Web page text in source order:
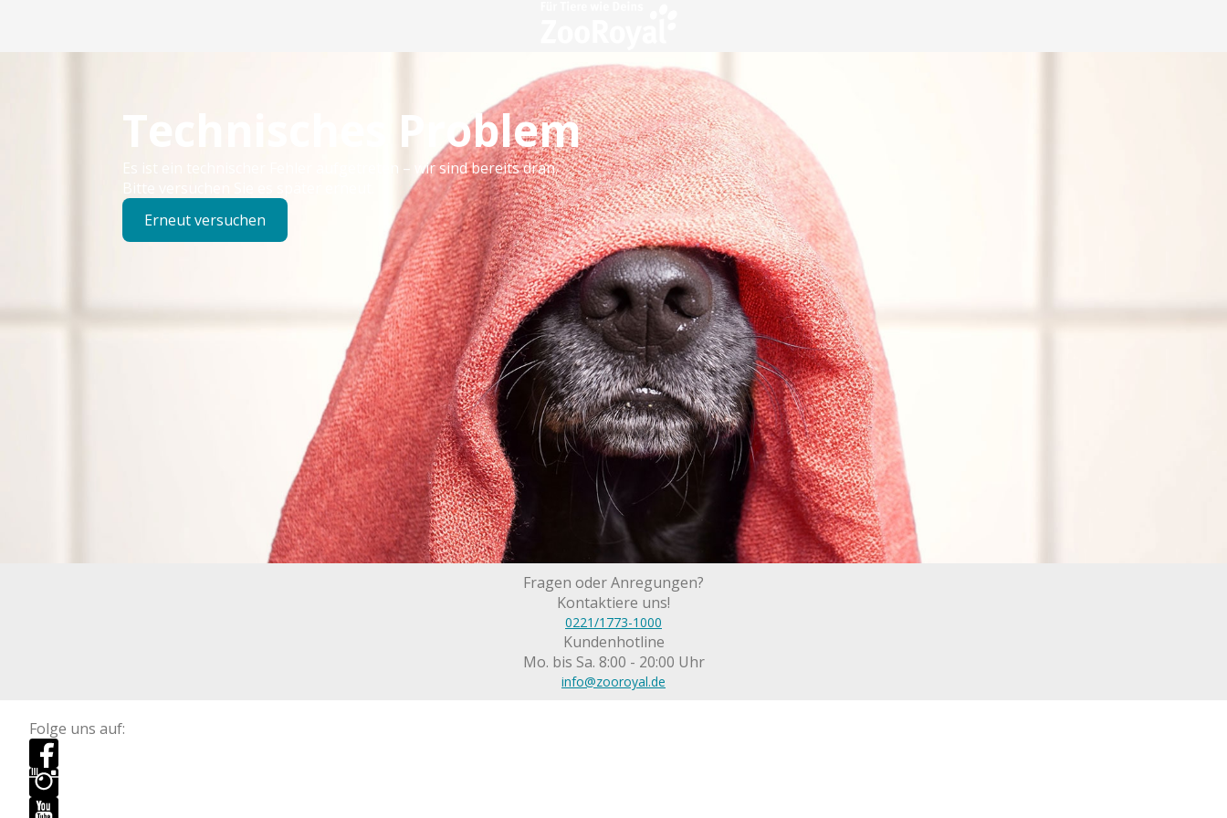
Technisches Problem
Es ist ein technischer Fehler aufgetreten – wir sind bereits dran.
Bitte versuchen Sie es später erneut.
Erneut versuchen
Fragen oder Anregungen?
Kontaktiere uns!
0221/1773-1000
Kundenhotline
Mo. bis Sa. 8:00 - 20:00 Uhr
info@zooroyal.de
Folge uns auf: